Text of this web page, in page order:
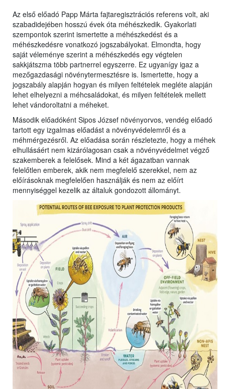
Az első előadó Papp Márta fajtaregisztrációs referens volt, aki
szabadidejében hosszú évek óta méhészkedik. Gyakorlati
szempontok szerint ismertette a méhészkedést és a
méhészkedésre vonatkozó jogszabályokat. Elmondta, hogy
saját véleménye szerint a méhészkedés egy végtelen
sakkjátszma több partnerrel egyszerre. Ez ugyanígy igaz a
mezőgazdasági növénytermesztésre is. Ismertette, hogy a
jogszabály alapján hogyan és milyen feltételek megléte alapján
lehet elhelyezni a méhcsaládokat, és milyen feltételek mellett
lehet vándoroltatni a méheket.
Második előadóként Sipos József növényorvos, vendég előadó
tartott egy izgalmas előadást a növényvédelemről és a
méhmérgezésről. Az előadása során részletezte, hogy a méhek
elhullásáért nem kizárólagosan csak a növényvédelmet végző
szakemberek a felelősek. Mind a két ágazatban vannak
felelőtlen emberek, akik nem megfelelő szerekkel, nem az
előírásoknak megfelelően használják és nem az előírt
mennyiséggel kezelik az általuk gondozott állományt.